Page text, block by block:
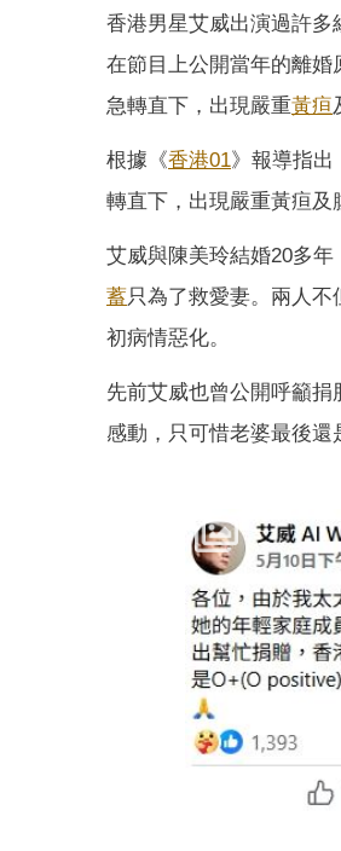
香港男星艾威出演過許多
在節目上公開當年的離
急轉直下，出現嚴重黃疸
根據《香港01》報導指出
轉直下，出現嚴重黃疸及
艾威與陳美玲結婚20多
蓄只為了救愛妻。兩人
初病情惡化。
先前艾威也曾公開呼籲
感動，只可惜老婆最後還